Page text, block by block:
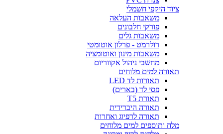
ציוד היקפי חשמלי
משאבות העלאה
פורקי חלבונים
משאבות גלים
רולרמט - פרלון אוטומטי
משאבות מינון ואוטומציה
מחשבי ניהול אקווריום
תאורה למים מלוחים
תאורות לד LED
פסי לד (בארים)
תאורת T5
תאורה היברידית
תאורה לרפיוג ואחרות
מלח ותוספים למים מלוחים